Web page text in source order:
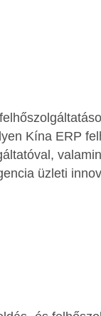
Kína ERP
üzleti